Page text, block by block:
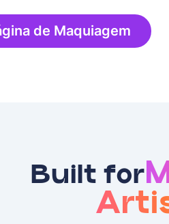
de Maquiagem
Built for